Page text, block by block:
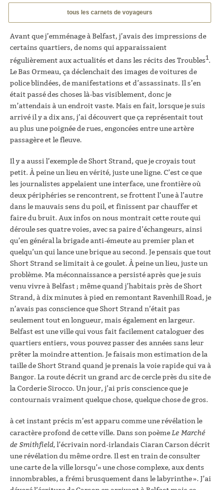
tous les carnets de voyageurs
Avant que j’emménage à Belfast, j’avais des impressions de
certains quartiers, de noms qui apparaissaient
régulièrement aux actualités et dans les récits des Troubles1.
Le Bas Ormeau, ça déclenchait des images de voitures de
police blindées, de manifestations et d’assassinats. Il s’en
était passé des choses là-bas visiblement, donc je
m’attendais à un endroit vaste. Mais en fait, lorsque je suis
arrivé il y a dix ans, j’ai découvert que ça représentait tout
au plus une poignée de rues, engoncées entre une artère
passagère et le fleuve.
Il y a aussi l’exemple de Short Strand, que je croyais tout
petit. À peine un lieu en vérité, juste une ligne. C’est ce que
les journalistes appelaient une interface, une frontière où
deux périphéries se rencontrent, se frottent l’une à l’autre
dans le mauvais sens du poil, et finissent par chauffer et
faire du bruit. Aux infos on nous montrait cette route qui
déroule ses quatre voies, avec sa paire d’échangeurs, ainsi
qu’en général la brigade anti-émeute au premier plan et
quelqu’un qui lance une brique au second. Je pensais que tout
Short Strand se limitait à ce goulet. À peine un lieu, juste un
problème. Ma méconnaissance a persisté après que je suis
venu vivre à Belfast ; même quand j’habitais près de Short
Strand, à dix minutes à pied en remontant Ravenhill Road, je
n’avais pas conscience que Short Strand n’était pas
seulement tout en longueur, mais également en largeur.
Belfast est une ville qui vous fait facilement cataloguer des
quartiers entiers, vous pouvez passer des années sans leur
prêter la moindre attention. Je faisais mon estimation de la
taille de Short Strand quand je prenais la voie rapide qui va à
Bangor. La route décrit un grand arc de cercle près du site de
la Corderie Sirocco. Un jour, j’ai pris conscience que je
contournais vraiment quelque chose, quelque chose de gros.
à cet instant précis m’est apparu comme une révélation le
caractère profond de cette ville. Dans son poème Le Marché
de Smithfield, l’écrivain nord-irlandais Ciaran Carson décrit
une révélation du même ordre. Il est en train de consulter
une carte de la ville lorsqu’« une chose complexe, aux dents
innombrables, a frémi brusquement dans le labyrinthe ». J’ai